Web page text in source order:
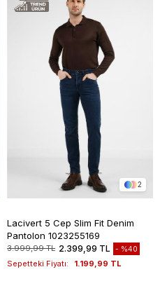
2
Lacivert 5 Cep Slim Fit Denim
Pantolon 1023255169
3.999,99 TL 2.399,99 TL %40
Sepetteki Fiyatı: 1.199,99 TL